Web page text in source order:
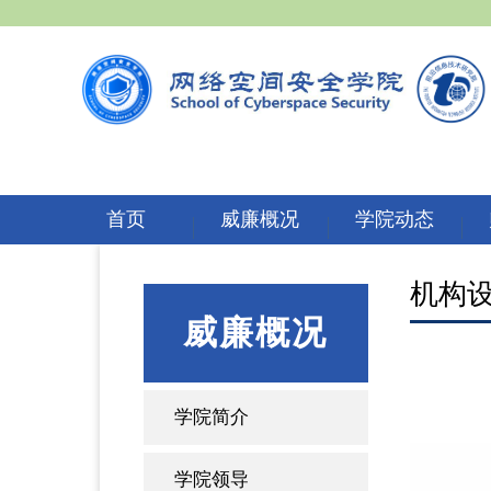
首页 威廉概况 学院动态
威廉概况
学院简介
学院领导
机构